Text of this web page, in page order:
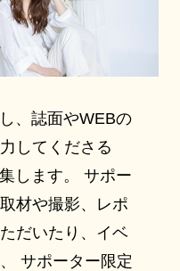
、誌面やWEBの
してくださる
します。 サポー
材や撮影、レポ
だいたり、イベ
サポーター限定